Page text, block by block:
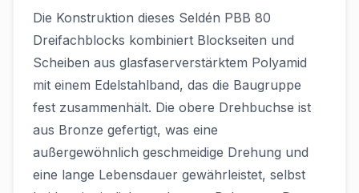
Die Konstruktion dieses Seldén PBB 80
Dreifachblocks kombiniert Blockseiten und
Scheiben aus glasfaserverstärktem Polyamid
mit einem Edelstahlband, das die Baugruppe
fest zusammenhält. Die obere Drehbuchse ist
aus Bronze gefertigt, was eine
außergewöhnlich geschmeidige Drehung und
eine lange Lebensdauer gewährleistet, selbst